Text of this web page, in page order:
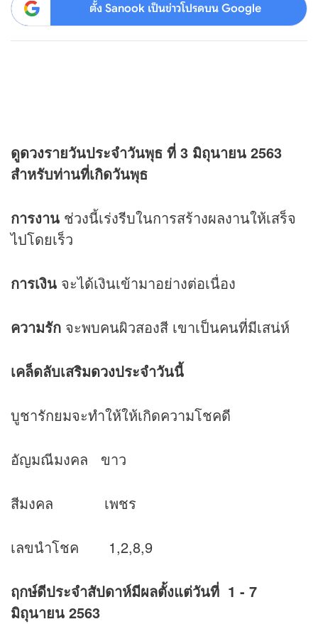
ตั้ง Sanook เป็นข่าวโปรดบน Google
ดูดวงรายวันประจำวันพุธ ที่ 3 มิถุนายน 2563
สำหรับท่านที่เกิดวันพุธ
การงาน ช่วงนี้เร่งรีบในการสร้างผลงานให้เสร็จ
ไปโดยเร็ว
การเงิน จะได้เงินเข้ามาอย่างต่อเนื่อง
ความรัก จะพบคนผิวสองสี เขาเป็นคนที่มีเสน่ห์
เคล็ดลับเสริมดวงประจำวันนี้
บูชารักยมจะทำให้ให้เกิดความโชคดี
อัญมณีมงคล ขาว
สีมงคล เพชร
เลขนำโชค 1,2,8,9
ฤกษ์ดีประจำสัปดาห์มีผลตั้งแต่วันที่ 1 - 7
มิถุนายน 2563